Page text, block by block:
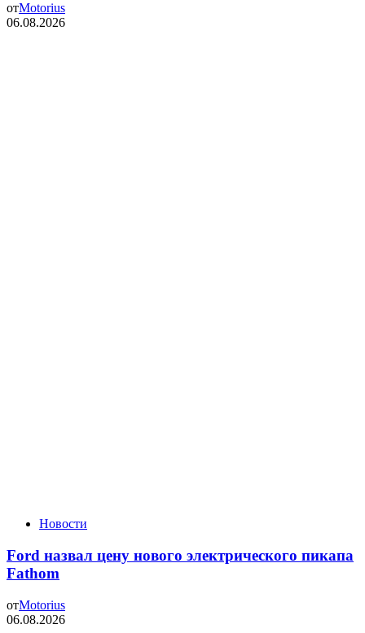
отMotorius
06.08.2026
Новости
Ford назвал цену нового электрического пикапа
Fathom
отMotorius
06.08.2026